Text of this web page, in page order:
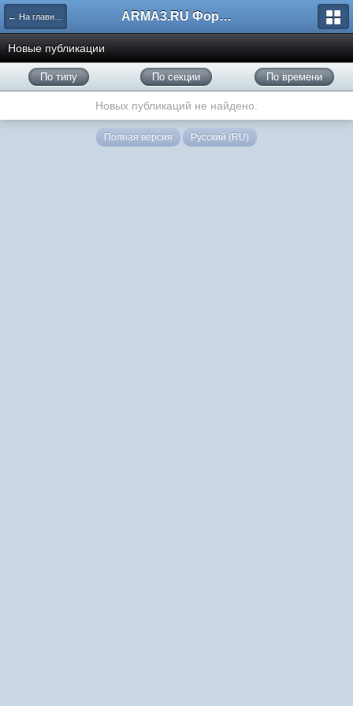
← На главную ARMA3.RU Форум
Новые публикации
По типу По секции По времени
Новых публикаций не найдено.
Полная версия Русский (RU)